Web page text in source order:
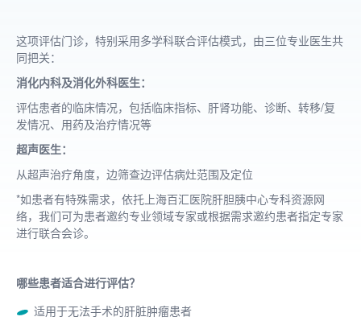
这项评估门诊，特别采用多学科联合评估模式，由三位专业医生共
同把关：
消化内科及消化外科医生：
评估患者的临床情况，包括临床指标、肝肾功能、诊断、转移/复
发情况、用药及治疗情况等
超声医生：
从超声治疗角度，边筛查边评估病灶范围及定位
*如患者有特殊需求，依托上海百汇医院肝胆胰中心专科资源网
络，我们可为患者邀约专业领域专家或根据需求邀约患者指定专家
进行联合会诊。
哪些患者适合进行评估？
适用于无法手术的肝脏肿瘤患者